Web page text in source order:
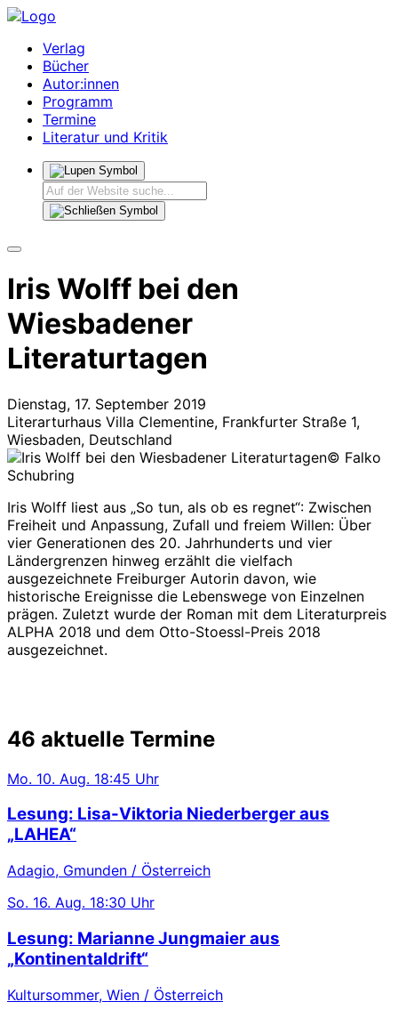
Verlag
Bücher
Autor:innen
Programm
Termine
Literatur und Kritik
Iris Wolff bei den
Wiesbadener
Literaturtagen
Dienstag, 17. September 2019
Literarturhaus Villa Clementine, Frankfurter Straße 1,
Wiesbaden, Deutschland
© Falko
Schubring
Iris Wolff liest aus „So tun, als ob es regnet“: Zwischen
Freiheit und Anpassung, Zufall und freiem Willen: Über
vier Generationen des 20. Jahrhunderts und vier
Ländergrenzen hinweg erzählt die vielfach
ausgezeichnete Freiburger Autorin davon, wie
historische Ereignisse die Lebenswege von Einzelnen
prägen. Zuletzt wurde der Roman mit dem Literaturpreis
ALPHA 2018 und dem Otto-Stoessl-Preis 2018
ausgezeichnet.
46 aktuelle Termine
Mo. 10. Aug. 18:45 Uhr
Lesung: Lisa-Viktoria Niederberger aus
„LAHEA“
Adagio, Gmunden / Österreich
So. 16. Aug. 18:30 Uhr
Lesung: Marianne Jungmaier aus
„Kontinentaldrift“
Kultursommer, Wien / Österreich